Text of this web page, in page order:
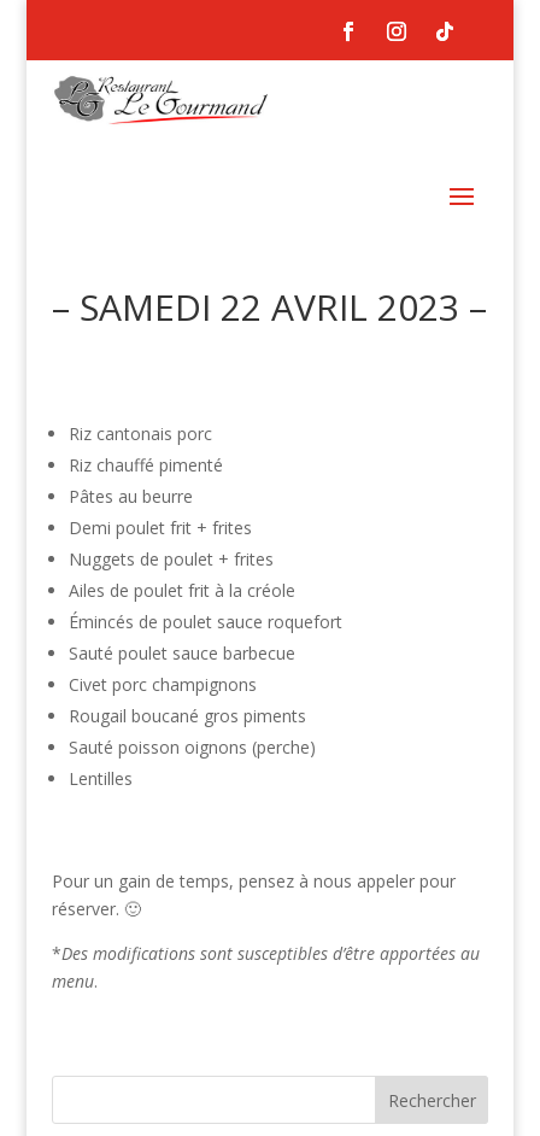
– SAMEDI 22 AVRIL 2023 –
Riz cantonais porc
Riz chauffé pimenté
Pâtes au beurre
Demi poulet frit + frites
Nuggets de poulet + frites
Ailes de poulet frit à la créole
Émincés de poulet sauce roquefort
Sauté poulet sauce barbecue
Civet porc champignons
Rougail boucané gros piments
Sauté poisson oignons (perche)
Lentilles
Pour un gain de temps, pensez à nous appeler pour
réserver. 🙂
*Des modifications sont susceptibles d’être apportées au
menu.